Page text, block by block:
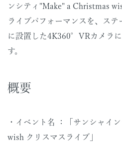
ンシティ"Make" a Christmas
ライブパフォーマンスを、ス
に設置した4K360°VRカメラ
す。
概要
・イベント名 ：「サンシャイ
wish クリスマスライブ」